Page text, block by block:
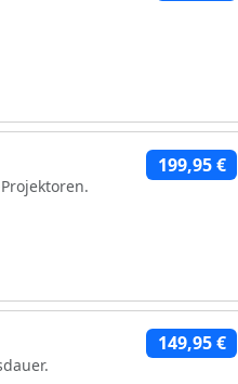
199,95 €
149,95 €